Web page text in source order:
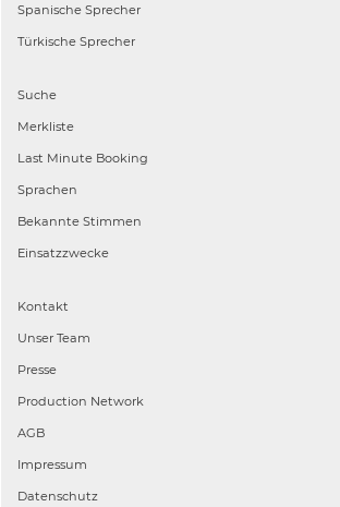
Spanische Sprecher
Türkische Sprecher
Suche
Merkliste
Last Minute Booking
Sprachen
Bekannte Stimmen
Einsatzzwecke
Kontakt
Unser Team
Presse
Production Network
AGB
Impressum
Datenschutz